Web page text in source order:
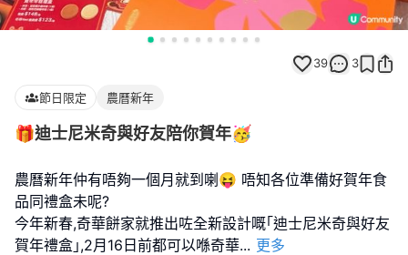
39 3
節日限定 農曆新年
🎁迪士尼米奇與好友陪你賀年🥳
農曆新年仲有唔夠一個月就到喇😝 唔知各位準備好賀年食
品同禮盒未呢?
今年新春,奇華餅家就推出咗全新設計嘅｢迪士尼米奇與好友
賀年禮盒｣,2月16日前都可以喺奇華... 更多